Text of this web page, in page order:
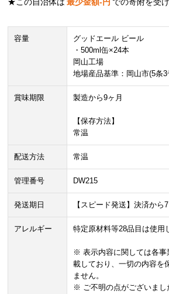
容量
グッドエール ビール
・500ml缶×24本
岡山工場
地場産品基準：岡山市(5条3
賞味期限 製造から9ヶ月
【保存方法】
常温
配送方法 常温
管理番号 DW215
発送期日 【スピード発送】決済から
アレルギー 特定原材料等28品目は使用
※ 表示内容に関しては各事
載しており、一切の内容を
ません。
※ ご不明の点がございまし